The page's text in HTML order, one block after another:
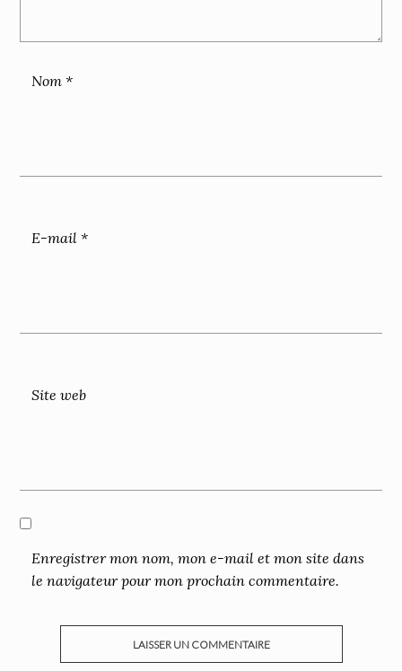
Nom *
E-mail *
Site web
Enregistrer mon nom, mon e-mail et mon site dans
le navigateur pour mon prochain commentaire.